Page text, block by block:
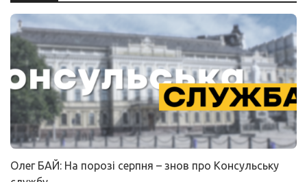
Олег БАЙ: На порозі серпня – знов про Консульську